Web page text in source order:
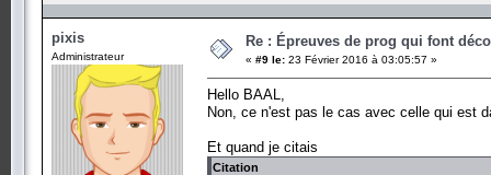
pixis
Administrateur
Re : Épreuves de prog qui font
« #9 le: 23 Février 2016 à 03:05:57 »
Hello BAAL,
Non, ce n'est pas le cas avec celle qui est
Et quand je citais
Citation